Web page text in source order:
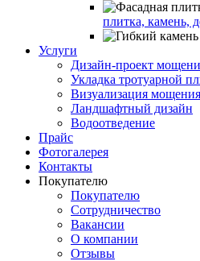
плитка, камень,
Услуги
Дизайн-проект
Укладка тротуарной
Визуализация мощения
Ландшафтный дизайн
Водоотведение
Прайс
Фотогалерея
Контакты
Покупателю
Покупателю
Сотрудничество
Вакансии
О компании
Отзывы